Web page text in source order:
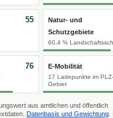
55
Natur- und
Schutzgebiete
60,4 %
76 E-Mobilität
17 Ladepunkte im PLZ-
Gebiet
aus amtlichen und öffentlich
Datenbasis und Gewichtung